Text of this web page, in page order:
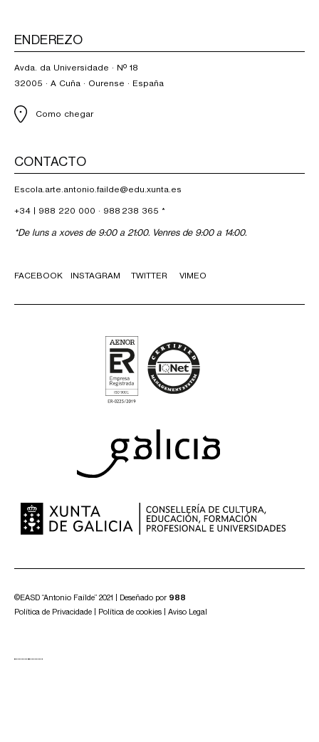
ENDEREZO
Avda. da Universidade · Nº 18
32005 · A Cuña · Ourense · España
Como chegar
CONTACTO
Escola.arte.antonio.failde@edu.xunta.es
+34 | 988 220 000 · 988 238 365 *
*De luns a xoves de 9:00 a 21:00. Venres de 9:00 a 14:00.
FACEBOOK INSTAGRAM TWITTER VIMEO
©EASD “Antonio Faílde” 2021 | Deseñado por 988
Política de Privacidade
Política de cookies Aviso Legal